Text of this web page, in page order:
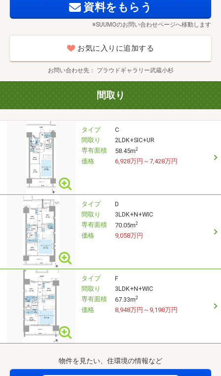
資料をもらう
※SUUMOのお問い合わせページへ移動します
お気に入りに追加する
お問い合わせ先 プラウドギャラリー武蔵小杉
間取り
タイプ
C
間取り
2LDK+SIC+UR
専有面積
58.45m2
価格 6,928万円～7,428万円
タイプ
D
間取り
3LDK+N+WIC
専有面積
70.05m2
価格 9,058万円
タイプ
F
間取り
3LDK+N+WIC
専有面積
67.33m2
価格 8,948万円～9,198万円
物件を見たい、住環境の情報など